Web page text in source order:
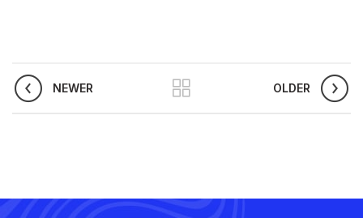
NEWER OLDER